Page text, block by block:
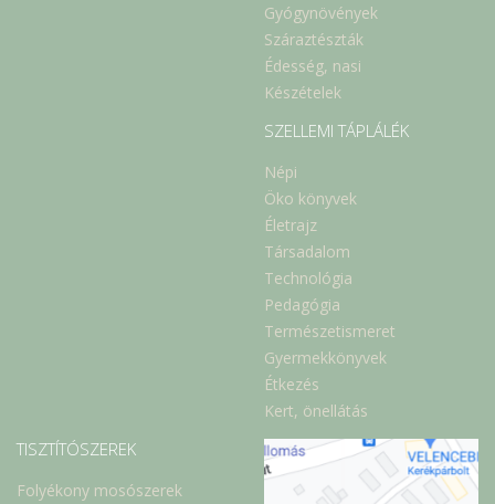
Gyógynövények
Száraztészták
Édesség, nasi
Készételek
SZELLEMI TÁPLÁLÉK
Népi
Öko könyvek
Életrajz
Társadalom
Technológia
Pedagógia
Természetismeret
Gyermekkönyvek
Étkezés
Kert, önellátás
TISZTÍTÓSZEREK
Folyékony mosószerek